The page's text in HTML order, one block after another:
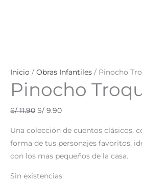
Inicio / Obras Infantiles / Pinocho
Pinocho
S/11.90 S/ 9.90
Una colección de cuentos clásicos,
forma de tus personajes favoritos,
con los mas pequeños de la casa.
Sin existencias